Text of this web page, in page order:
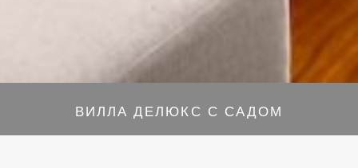
ВИЛЛА ДЕЛЮКС С САДОМ